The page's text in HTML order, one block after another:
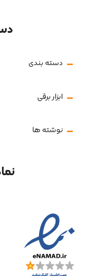
دسته بندی
ابزار برقی
نوشته ها